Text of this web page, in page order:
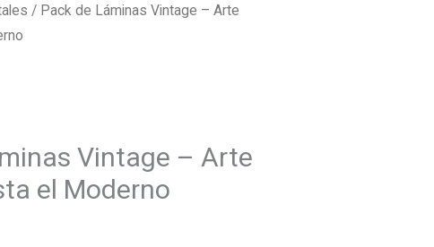
/ Pack de Láminas Vintage – Arte
Vintage – Arte
el Moderno